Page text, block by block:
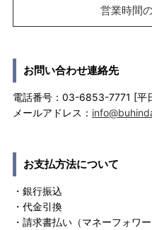
営業時間
お問い合わせ連絡先
電話番号：03-6853-7771 [平
メールアドレス：
お支払方法について
・銀行振込
・代金引換
・請求書払い（マネーフォワ